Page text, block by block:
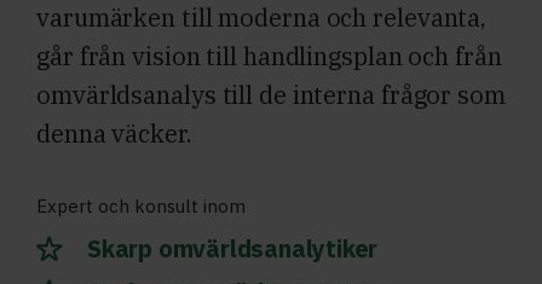
varumärken till moderna och relevanta,
går från vision till handlingsplan och från
omvärldsanalys till de interna frågor som
denna väcker.
Expert och konsult inom
Skarp omvärldsanalytiker